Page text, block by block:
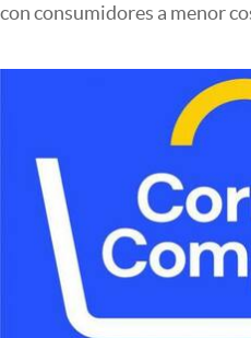
Clase
El Cronista Studio
Mediakit
abre en nueva pestaña
Argentina
con consumidores a menor